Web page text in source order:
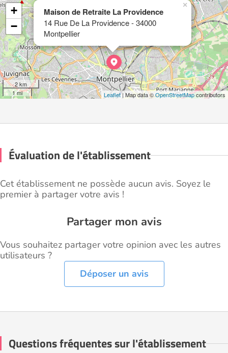
Maison de Retraite La Providence
14 Rue De La Providence - 34000
Montpellier
×
+
−
2 km
1 mi
Leaflet| Map data ©OpenStreetMapcontributors
Évaluation de l'établissement
Cet établissement ne possède aucun avis. Soyez le
premier à partager votre avis !
Partager mon avis
Vous souhaitez partager votre opinion avec les autres
utilisateurs ?
Déposer un avis
Questions fréquentes sur l'établissement